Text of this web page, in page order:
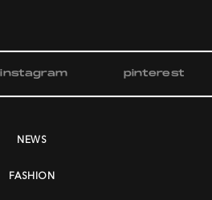
instagram pinterest
NEWS
FASHION